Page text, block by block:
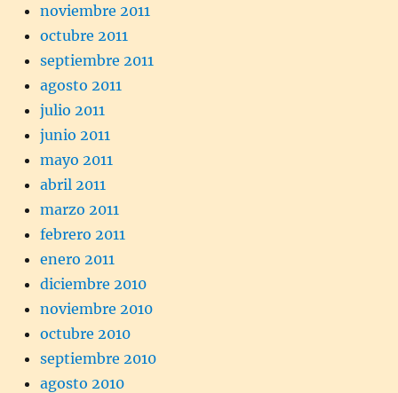
noviembre 2011
octubre 2011
septiembre 2011
agosto 2011
julio 2011
junio 2011
mayo 2011
abril 2011
marzo 2011
febrero 2011
enero 2011
diciembre 2010
noviembre 2010
octubre 2010
septiembre 2010
agosto 2010